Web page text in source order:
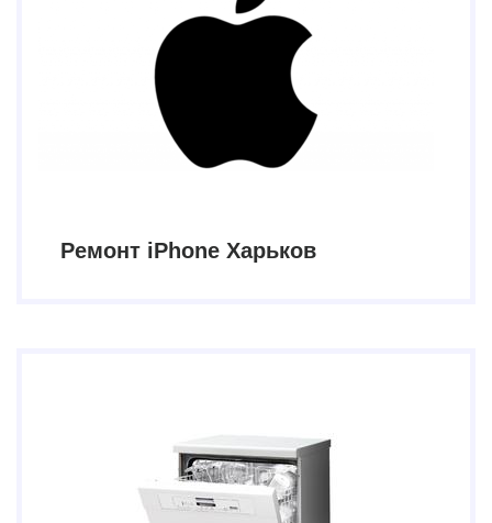
Ремонт iPhone Харьков